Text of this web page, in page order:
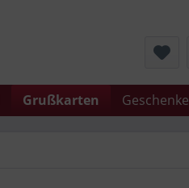
Grußkarten Geschenke